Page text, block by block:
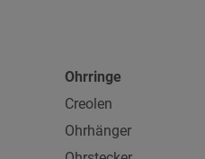
Ohrringe
Creolen
Ohrhänger